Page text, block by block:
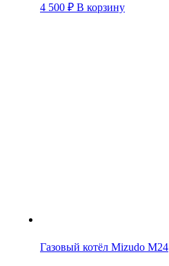
4 500 ₽ В корзину
Газовый котёл Mizudo M24